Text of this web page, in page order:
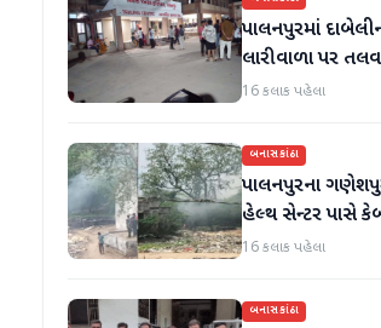
પાલનપુરમાં
લારીવાળા પર
હુમલો: બે
16 કલાક પહેલા
બનાસકાંઠા
પાલનપુરના
હેલ્થ સેન્ટર પાસે
સળગાવાતા ફેલાયેલા
16 કલાક પહેલા
બનાસકાંઠા